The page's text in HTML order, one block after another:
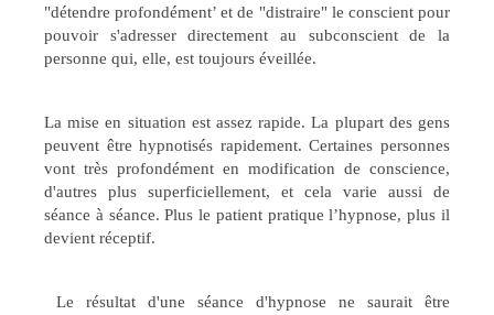
"détendre profondément’ et de "distraire" le conscient pour
pouvoir s'adresser directement au subconscient de la
personne qui, elle, est toujours éveillée.
La mise en situation est assez rapide. La plupart des gens
peuvent être hypnotisés rapidement. Certaines personnes
vont très profondément en modification de conscience,
d'autres plus superficiellement, et cela varie aussi de
séance à séance. Plus le patient pratique l’hypnose, plus il
devient réceptif.
Le résultat d'une séance d'hypnose ne saurait être